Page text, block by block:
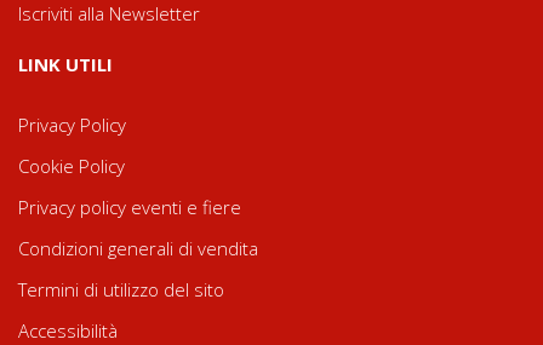
Iscriviti alla Newsletter
LINK UTILI
Privacy Policy
Cookie Policy
Privacy policy eventi e fiere
Condizioni generali di vendita
Termini di utilizzo del sito
Accessibilità